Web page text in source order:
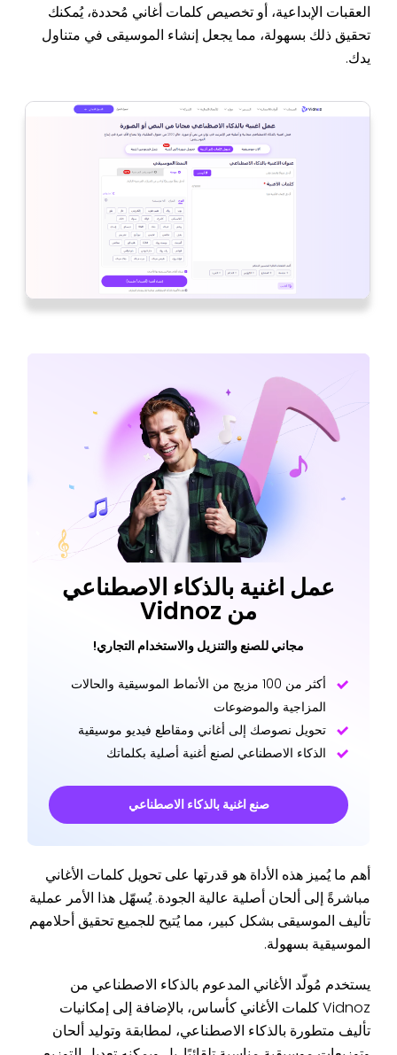
العقبات الإبداعية، أو تخصيص كلمات أغاني مُحددة، يُمكنك
تحقيق ذلك بسهولة، مما يجعل إنشاء الموسيقى في متناول
يدك.
عمل اغنية بالذكاء الاصطناعي
من Vidnoz
مجاني للصنع والتنزيل والاستخدام التجاري!
أكثر من 100 مزيج من الأنماط الموسيقية والحالات
المزاجية والموضوعات
تحويل نصوصك إلى أغاني ومقاطع فيديو موسيقية
الذكاء الاصطناعي لصنع أغنية أصلية بكلماتك
صنع اغنية بالذكاء الاصطناعي
أهم ما يُميز هذه الأداة هو قدرتها على تحويل كلمات الأغاني
مباشرةً إلى ألحان أصلية عالية الجودة. يُسهّل هذا الأمر عملية
تأليف الموسيقى بشكل كبير، مما يُتيح للجميع تحقيق أحلامهم
الموسيقية بسهولة.
يستخدم مُولّد الأغاني المدعوم بالذكاء الاصطناعي من
Vidnoz كلمات الأغاني كأساس، بالإضافة إلى إمكانيات
تأليف متطورة بالذكاء الاصطناعي، لمطابقة وتوليد ألحان